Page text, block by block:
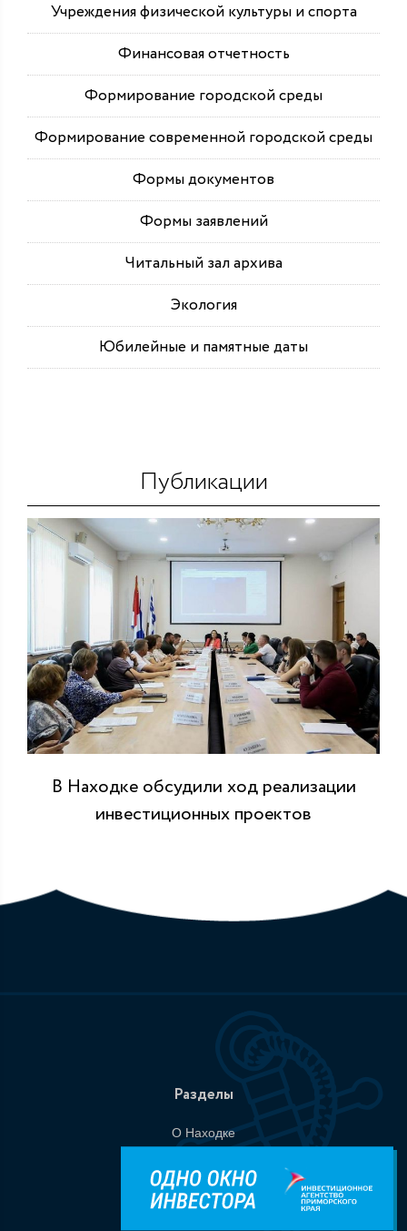
Учреждения физической культуры и спорта
Финансовая отчетность
Формирование городской среды
Формирование современной городской среды
Формы документов
Формы заявлений
Читальный зал архива
Экология
Юбилейные и памятные даты
Публикации
В Находке обсудили ход реализации
инвестиционных проектов
Разделы
О Находке
События